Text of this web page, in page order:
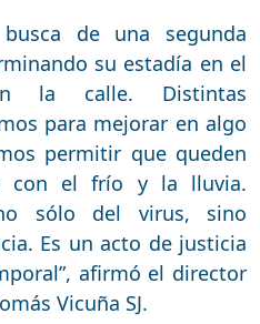
de una segunda
su estadía en el
la calle. Distintas
para mejorar en algo
permitir que queden
con el frío y la lluvia.
sólo del virus, sino
Es un acto de justicia
afirmó el director
Vicuña SJ.